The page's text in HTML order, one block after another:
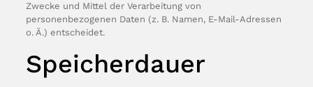
Zwecke und Mittel der Verarbeitung von
personenbezogenen Daten (z. B. Namen, E-Mail-Adressen
o. Ä.) entscheidet.
Speicherdauer